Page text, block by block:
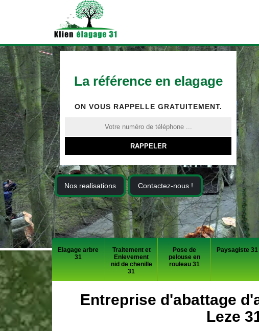
La référence en elagage
ON VOUS RAPPELLE GRATUITEMENT.
Nos realisations Contactez-nous !
Elagage arbre
31
Traitement et
Enlevement
nid de chenille
31
Pose de
pelouse en
rouleau 31
Paysagiste 31
Entreprise d'abattage
Leze